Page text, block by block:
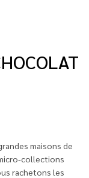
maisons de
collections
rachetons les